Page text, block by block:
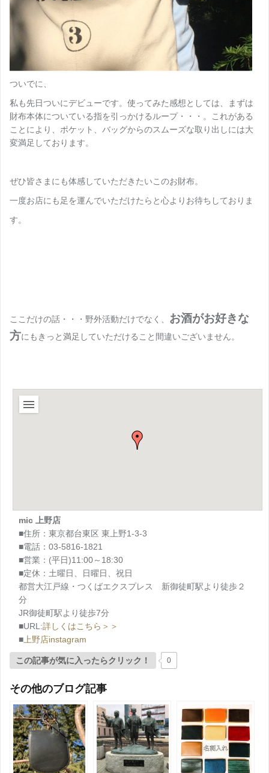
ついでに、
私も先日ついにデビューです。使ってみた感想としては、まずは
財布本体についている指を引っかけるループ・・・。これがある
ことにより、ポケット、バッグからのスムーズな取り出しには大
変満足しております。
ぜひ皆さまにも体感していただきたいこのお財布。
一度お店にも足を運んでいただけたらと心よりお待ちしておりま
す。
ここだけの話・・・野外活動だけでなく、 お酒がお好きな
方にもきっと満足していただけること間違いございません。
mic 上野店
■住所：東京都台東区 東上野1-3-3
■電話：03-5816-1821
■営業：(平日)11:00～18:30
■定休：土曜日、日曜日、祝日
都営大江戸線・つくばエクスプレス 新御徒町駅より徒歩２
分
JR御徒町駅より徒歩7分
■URL:詳しくはこちら＞＞
■ 上野店instagram
この記事が気に入ったらクリック！ 0
その他のブログ記事